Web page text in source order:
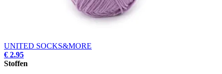
UNITED SOCKS&MORE
€ 2.95
Stoffen